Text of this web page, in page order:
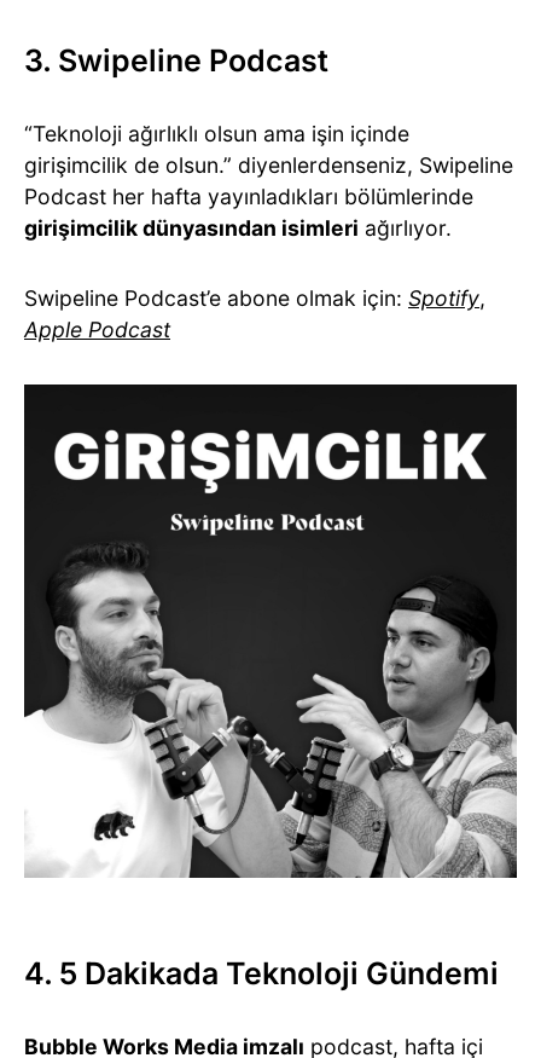
3. Swipeline Podcast
“Teknoloji ağırlıklı olsun ama işin içinde
girişimcilik de olsun.” diyenlerdenseniz, Swipeline
Podcast her hafta yayınladıkları bölümlerinde
girişimcilik dünyasından isimleri ağırlıyor.
Swipeline Podcast’e abone olmak için: Spotify,
Apple Podcast
4. 5 Dakikada Teknoloji Gündemi
Bubble Works Media imzalı podcast, hafta içi